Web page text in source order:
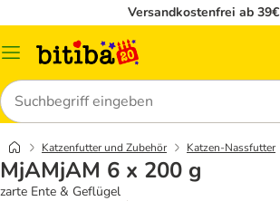
Versandkostenfrei ab 39€
Menü
Suchen
Katzenfutter und Zubehör Katzen-Nassfutter
MjAMjAM 6 x 200 g
zarte Ente & Geflügel